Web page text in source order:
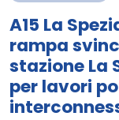
A15 La
rampa
stazione La
per lavori